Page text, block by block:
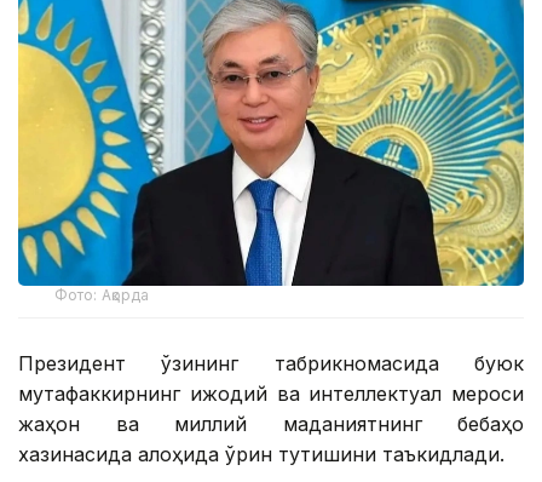
Фото: Ақорда
Президент ўзининг табрикномасида буюк
мутафаккирнинг ижодий ва интеллектуал мероси
жаҳон ва миллий маданиятнинг бебаҳо
хазинасида алоҳида ўрин тутишини таъкидлади.